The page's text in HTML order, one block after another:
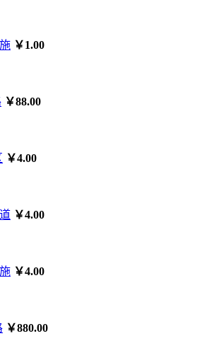
￥1.00
￥88.00
￥4.00
￥4.00
￥4.00
￥880.00